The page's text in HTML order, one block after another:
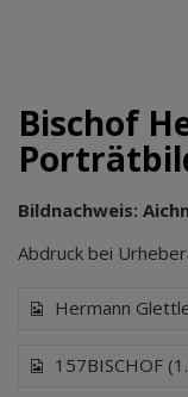
Bischof
Bildnachweis:
Abdruck bei
Hermann
157BISCHOF